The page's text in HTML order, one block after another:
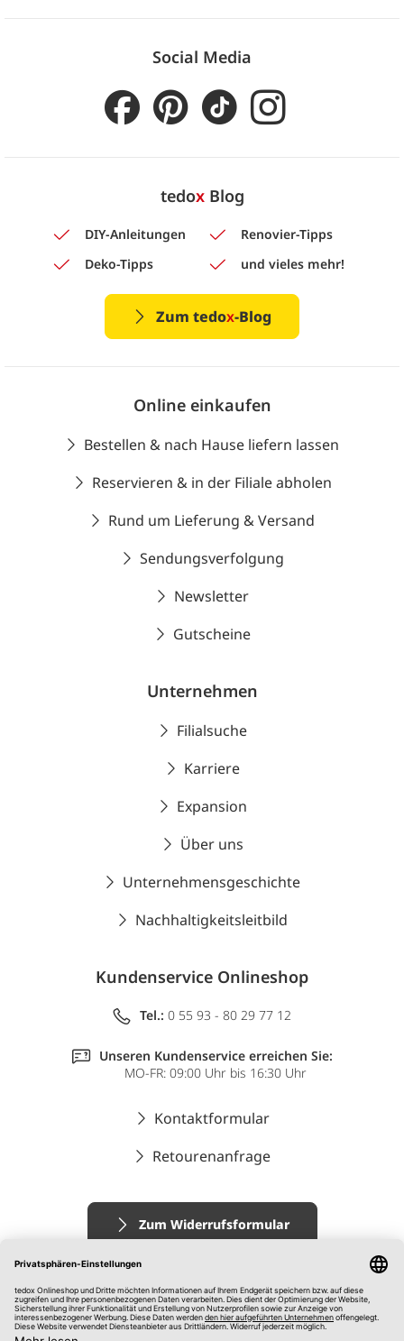
Social Media
tedoxBlog
DIY-Anleitungen
Renovier-Tipps
Deko-Tipps
und vieles mehr!
Zum tedox-Blog
Online einkaufen
Bestellen & nach Hause liefern lassen
Reservieren & in der Filiale abholen
Rund um Lieferung & Versand
Sendungsverfolgung
Newsletter
Gutscheine
Unternehmen
Filialsuche
Karriere
Expansion
Über uns
Unternehmensgeschichte
Nachhaltigkeitsleitbild
Kundenservice Onlineshop
Tel.: 0 55 93 - 80 29 77 12
Unseren Kundenservice erreichen Sie:
MO-FR: 09:00 Uhr bis 16:30 Uhr
Kontaktformular
Retourenanfrage
Zum Widerrufsformular
Impressum
AGB